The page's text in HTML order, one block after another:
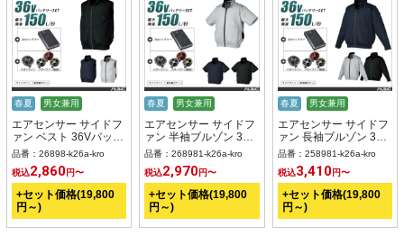
春夏 男女兼用
エアセンサー サイドフ
ァン ベスト 36Vバッテ
リー + ファンset 【
26898-K26A-KRO 】
品番：26898-k26a-kro
税込2,860円〜
+セット価格(19,800
円～)
春夏 男女兼用
エアセンサー サイドフ
ァン 半袖ブルゾン 36V
バッテリー + ファンset
【 268981-K26A-KRO
】
品番：268981-k26a-kro
税込2,970円〜
+セット価格(19,800
円～)
春夏 男女兼用
エアセンサー サイドフ
ァン 長袖ブルゾン 36V
バッテリー + ファンset
【 258981-K26A-KRO
】
品番：258981-k26a-kro
税込3,410円〜
+セット価格(19,800
円～)